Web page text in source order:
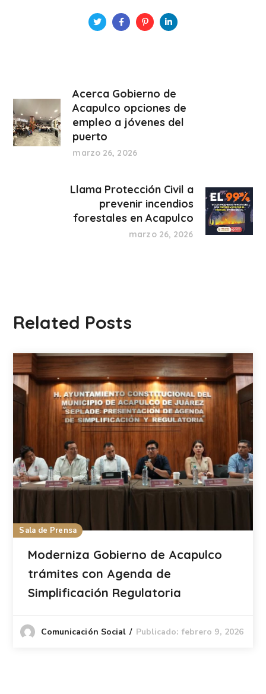
Acerca Gobierno de
Acapulco opciones de
empleo a jóvenes del
puerto
marzo 26, 2026
Llama Protección Civil a
prevenir incendios
forestales en Acapulco
marzo 26, 2026
Related Posts
Sala de Prensa
Moderniza Gobierno de Acapulco
trámites con Agenda de
Simplificación Regulatoria
Comunicación Social Publicado: febrero 9, 2026